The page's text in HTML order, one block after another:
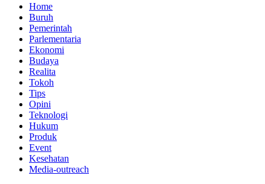
Home
Buruh
Pemerintah
Parlementaria
Ekonomi
Budaya
Realita
Tokoh
Tips
Opini
Teknologi
Hukum
Produk
Event
Kesehatan
Media-outreach